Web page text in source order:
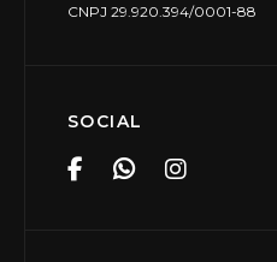
CNPJ 29.920.394/0001-88
SOCIAL